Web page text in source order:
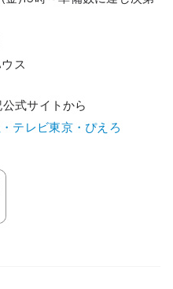
ス
式サイトから
テレビ東京・ぴえろ